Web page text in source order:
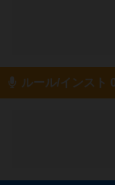
ルール/インスト